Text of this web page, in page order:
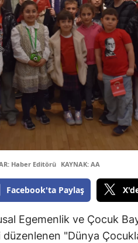
Haber Editörü KAYNAK: AA
Facebook'ta Paylaş
Egemenlik ve Çocuk
düzenlenen "Dünya